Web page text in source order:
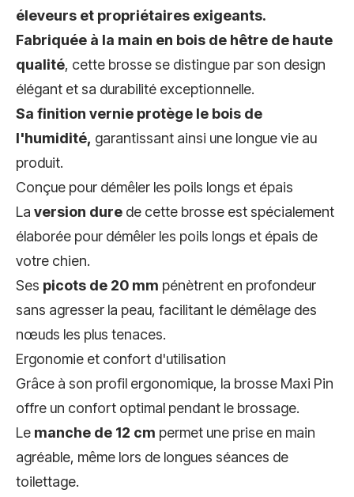
éleveurs et propriétaires exigeants.
Fabriquée à la main en bois de hêtre de haute
qualité, cette brosse se distingue par son design
élégant et sa durabilité exceptionnelle.
Sa finition vernie protège le bois de
l'humidité, garantissant ainsi une longue vie au
produit.
Conçue pour démêler les poils longs et épais
La version dure de cette brosse est spécialement
élaborée pour démêler les poils longs et épais de
votre chien.
Ses picots de 20 mm pénètrent en profondeur
sans agresser la peau, facilitant le démêlage des
nœuds les plus tenaces.
Ergonomie et confort d'utilisation
Grâce à son profil ergonomique, la brosse Maxi Pin
offre un confort optimal pendant le brossage.
Le manche de 12 cm permet une prise en main
agréable, même lors de longues séances de
toilettage.